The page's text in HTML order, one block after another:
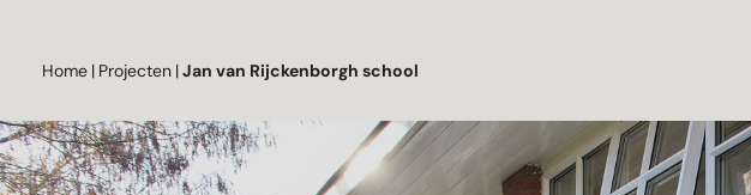
Home | Projecten |Jan van Rijckenborgh school